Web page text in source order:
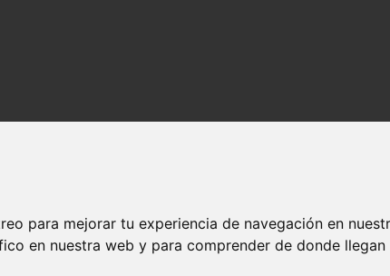
para mejorar tu experiencia de navegación en
en nuestra web y para comprender de donde